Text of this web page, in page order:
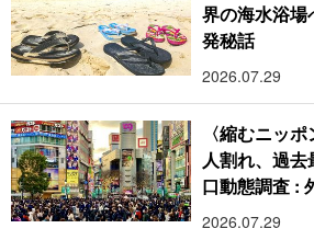
界の海水浴
発秘話
2026.07.29
〈縮むニッ
人割れ、過
口動態調査 :
2026.07.29